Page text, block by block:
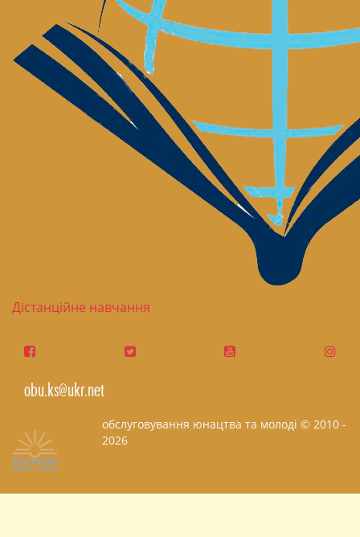
Дістанційне навчання
obu.ks@ukr.net
обслуговування юнацтва та молоді © 2010 -
2026